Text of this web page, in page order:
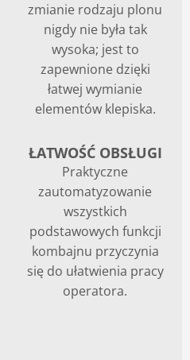
zmianie rodzaju plonu
nigdy nie była tak
wysoka; jest to
zapewnione dzięki
łatwej wymianie
elementów klepiska.
ŁATWOŚĆ OBSŁUGI
Praktyczne
zautomatyzowanie
wszystkich
podstawowych funkcji
kombajnu przyczynia
się do ułatwienia pracy
operatora.